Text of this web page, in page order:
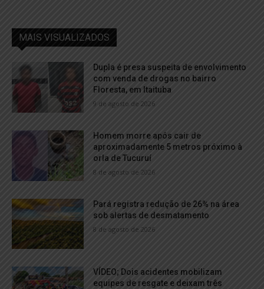
MAIS VISUALIZADOS
Dupla é presa suspeita de envolvimento
com venda de drogas no bairro
Floresta, em Itaituba
9 de agosto de 2026
Homem morre após cair de
aproximadamente 5 metros próximo à
orla de Tucuruí
8 de agosto de 2026
Pará registra redução de 26% na área
sob alertas de desmatamento
8 de agosto de 2026
VÍDEO; Dois acidentes mobilizam
equipes de resgate e deixam três